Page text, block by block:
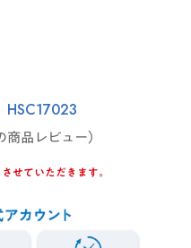
HSC17023
商品レビュー）
せていただきます。